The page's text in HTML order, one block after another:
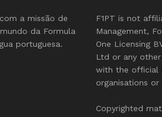
a missão de
da Formula
portuguesa.
F1PT is not
Management,
One Licensing
Ltd or any
with the official
organisations or
Copyrighted